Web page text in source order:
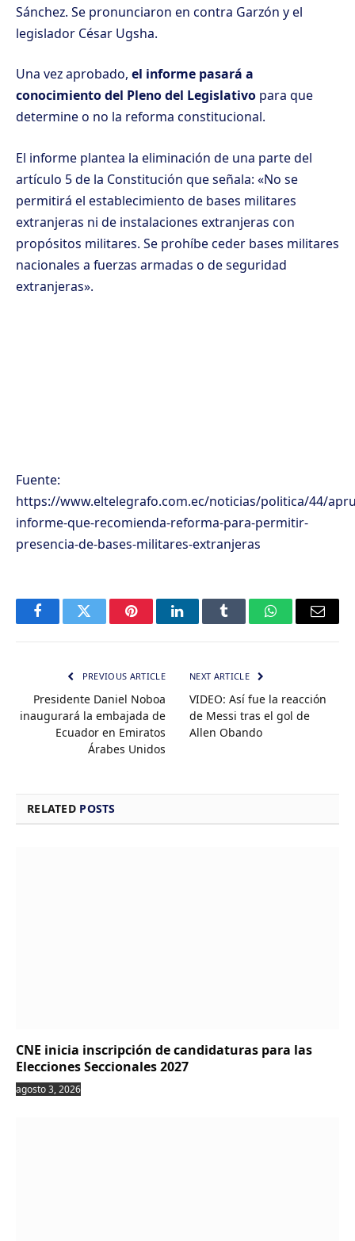
Sánchez. Se pronunciaron en contra Garzón y el
legislador César Ugsha.
Una vez aprobado, el informe pasará a
conocimiento del Pleno del Legislativo para que
determine o no la reforma constitucional.
El informe plantea la eliminación de una parte del
artículo 5 de la Constitución que señala: «No se
permitirá el establecimiento de bases militares
extranjeras ni de instalaciones extranjeras con
propósitos militares. Se prohíbe ceder bases militares
nacionales a fuerzas armadas o de seguridad
extranjeras».
Fuente:
https://www.eltelegrafo.com.ec/noticias/politica/44/
informe-que-recomienda-reforma-para-permitir-
presencia-de-bases-militares-extranjeras
FacebookTwitter PinterestLinkedInTumblr WhatsAppEmail
PREVIOUS ARTICLE
Presidente Daniel Noboa
inaugurará la embajada de
Ecuador en Emiratos
Árabes Unidos
NEXT ARTICLE
VIDEO: Así fue la reacción
de Messi tras el gol de
Allen Obando
RELATED POSTS
CNE inicia inscripción de candidaturas para las
Elecciones Seccionales 2027
agosto 3, 2026